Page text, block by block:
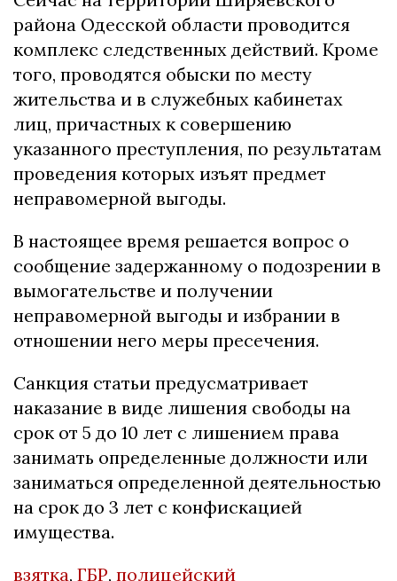
района Одесской области проводится
комплекс следственных действий. Кроме
того, проводятся обыски по месту
жительства и в служебных кабинетах
лиц, причастных к совершению
указанного преступления, по результатам
проведения которых изъят предмет
неправомерной выгоды.
В настоящее время решается вопрос о
сообщение задержанному о подозрении в
вымогательстве и получении
неправомерной выгоды и избрании в
отношении него меры пресечения.
Санкция статьи предусматривает
наказание в виде лишения свободы на
срок от 5 до 10 лет с лишением права
занимать определенные должности или
заниматься определенной деятельностью
на срок до 3 лет с конфискацией
имущества.
взятка, ГБР, полицейский